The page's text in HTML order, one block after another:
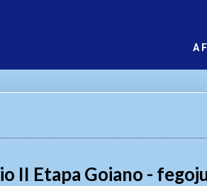
A
II Etapa Goiano -